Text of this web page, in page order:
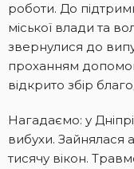
роботи. До
міської влади та
звернулися до
проханням
відкрито збір
Нагадаємо: у
вибухи. Зайнялася
тисячу вікон.